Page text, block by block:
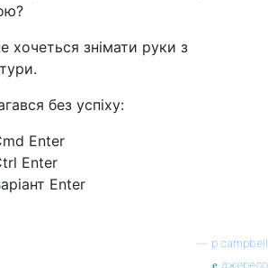
хочеться знімати руки з
без успіху:
Enter
Enter
Enter
p.campbell
джерело